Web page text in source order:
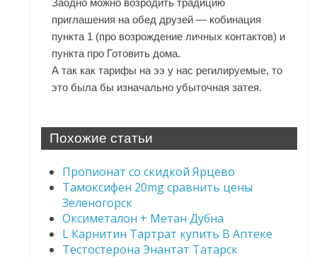
Заодно можно возродить традицию
приглашения на обед друзей — кобинация
пункта 1 (про возрождение личных контактов) и
пункта про Готовить дома.
А так как тарифы на ээ у нас регилируемые, то
это была бы изначально убыточная затея.
Похожие статьи
Пропионат со скидкой Ярцево
Тамоксифен 20mg сравнить цены
Зеленогорск
Оксиметалон + Метан Дубна
L Карнитин Тартрат купить В Аптеке
Тестостерона Энантат Татарск